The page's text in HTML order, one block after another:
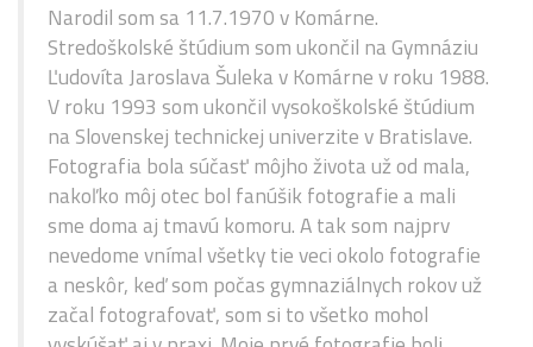
Narodil som sa 11.7.1970 v Komárne.
Stredoškolské štúdium som ukončil na Gymnáziu
Ľudovíta Jaroslava Šuleka v Komárne v roku 1988.
V roku 1993 som ukončil vysokoškolské štúdium
na Slovenskej technickej univerzite v Bratislave.
Fotografia bola súčasť môjho života už od mala,
nakoľko môj otec bol fanúšik fotografie a mali
sme doma aj tmavú komoru. A tak som najprv
nevedome vnímal všetky tie veci okolo fotografie
a neskôr, keď som počas gymnaziálnych rokov už
začal fotografovať, som si to všetko mohol